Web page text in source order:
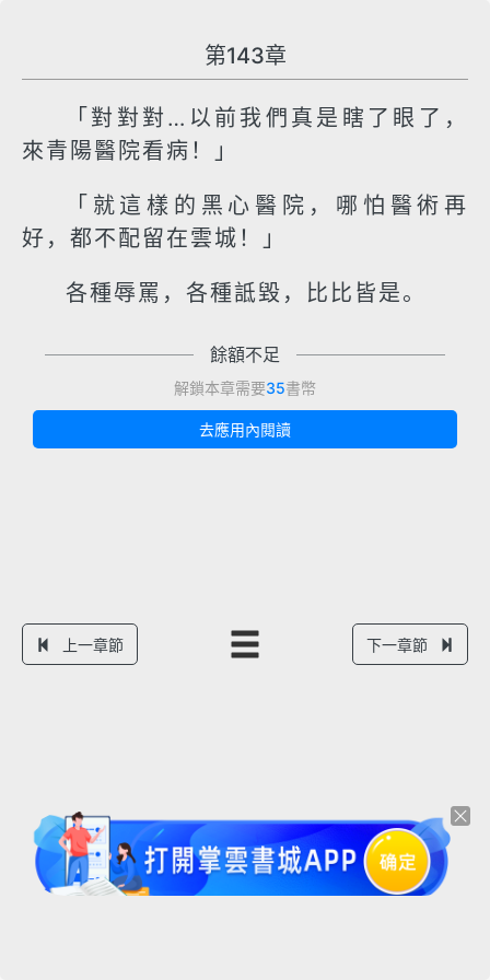
第143章
「對對對…以前我們真是瞎了眼了，
來青陽醫院看病！」
「就這樣的黑心醫院，哪怕醫術再
好，都不配留在雲城！」
各種辱罵，各種詆毀，比比皆是。
餘額不足
解鎖本章需要35書幣
去應用內閱讀
上一章節 下一章節